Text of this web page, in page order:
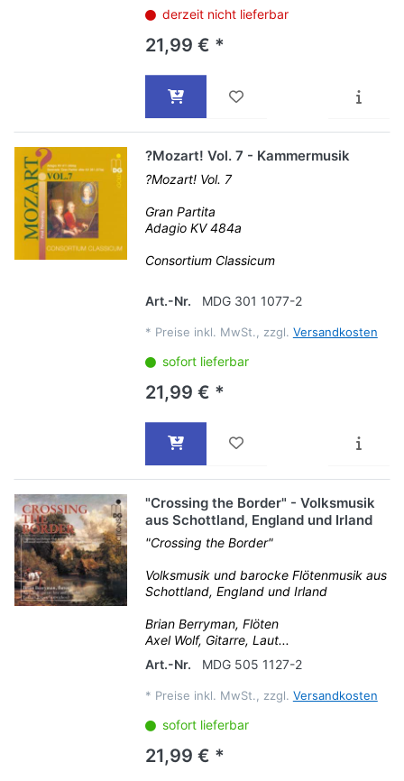
derzeit nicht lieferbar
21,99 € *
?Mozart! Vol. 7 - Kammermusik
?Mozart! Vol. 7
Gran Partita
Adagio KV 484a
Consortium Classicum
Art.-Nr. MDG 301 1077-2
* Preise inkl. MwSt., zzgl. Versandkosten
sofort lieferbar
21,99 € *
"Crossing the Border" - Volksmusik
aus Schottland, England und Irland
"Crossing the Border"
Volksmusik und barocke Flötenmusik aus
Schottland, England und Irland
Brian Berryman, Flöten
Axel Wolf, Gitarre, Laut...
Art.-Nr.
MDG 505 1127-2
* Preise inkl. MwSt., zzgl. Versandkosten
sofort lieferbar
21,99 € *